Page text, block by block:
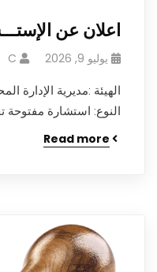
اعلان عن
يوليو 9, 2026 C
النوع: استشارة مفتوحة
Read more